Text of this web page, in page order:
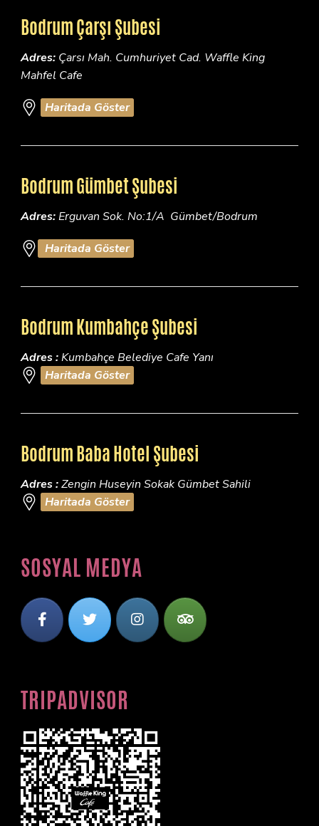
Bodrum Çarşı Şubesi
Adres: Çarsı Mah. Cumhuriyet Cad. Waffle King
Mahfel Cafe
Haritada Göster
Bodrum Gümbet Şubesi
Adres:Erguvan Sok. No:1/A Gümbet/Bodrum
Haritada Göster
Bodrum Kumbahçe Şubesi
Adres :Kumbahçe Belediye Cafe Yanı
Haritada Göster
Bodrum Baba Hotel Şubesi
Adres :Zengin Huseyin Sokak Gümbet Sahili
Haritada Göster
SOSYAL MEDYA
TRIPADVISOR